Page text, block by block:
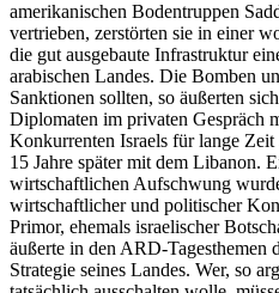
amerikanischen Bodentruppen
vertrieben, zerstörten sie in einer
die gut ausgebaute Infrastruktur
arabischen Landes. Die Bomben
Sanktionen sollten, so äußerten
Diplomaten im privaten Gespräch
Konkurrenten Israels für lange Zeit
15 Jahre später mit dem Libanon.
wirtschaftlichen Aufschwung
wirtschaftlicher und politischer
Primor, ehemals israelischer
äußerte in den ARD-Tagesthemen
Strategie seines Landes. Wer, so